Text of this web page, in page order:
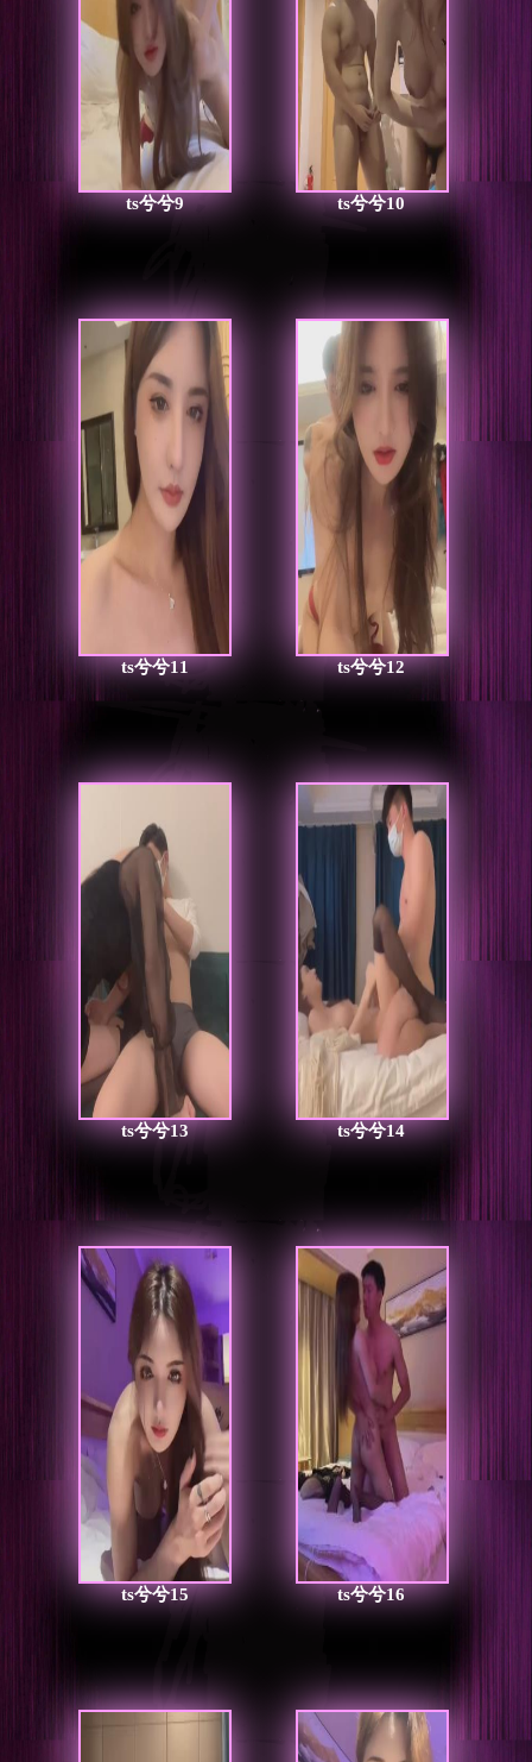
ts兮兮9 ts兮兮10
ts兮兮11 ts兮兮12
ts兮兮13 ts兮兮14
ts兮兮15 ts兮兮16